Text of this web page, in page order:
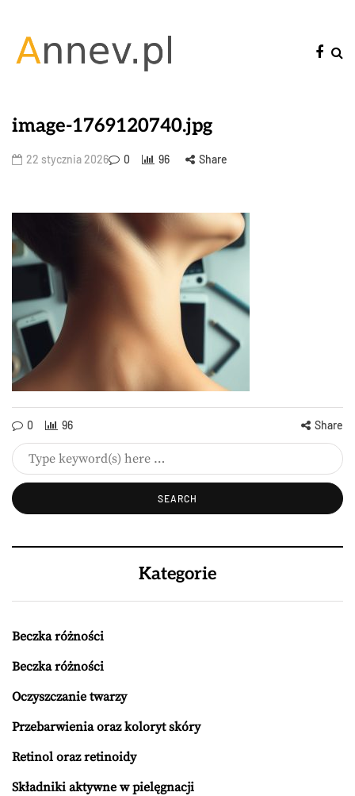
image-1769120740.jpg
22 stycznia 2026 0 96 Share
0 96 Share
Kategorie
Beczka różności
Beczka różności
Oczyszczanie twarzy
Przebarwienia oraz koloryt skóry
Retinol oraz retinoidy
Składniki aktywne w pielęgnacji